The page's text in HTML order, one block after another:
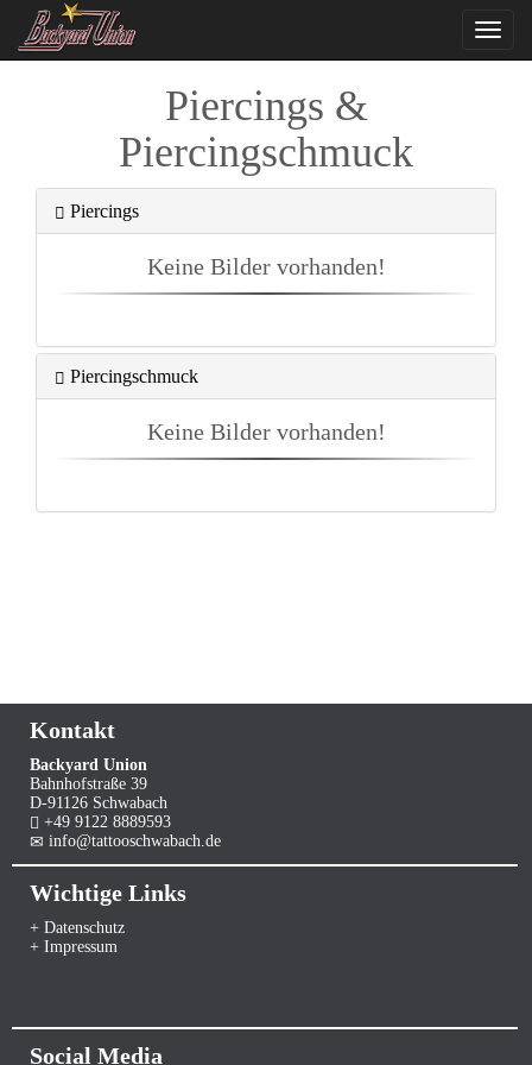
Piercings &
Piercingschmuck
Piercings
Keine Bilder vorhanden!
Piercingschmuck
Keine Bilder vorhanden!
Kontakt
Backyard Union
Bahnhofstraße 39
D-91126 Schwabach
+49 9122 8889593
info@tattooschwabach.de
Wichtige Links
+ Datenschutz
+ Impressum
Social Media